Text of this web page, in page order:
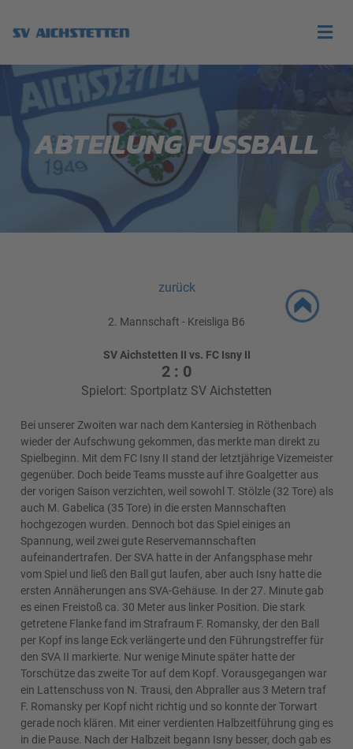
ABTEILUNG FUSSBALL
zurück
2. Mannschaft - Kreisliga B6
SV Aichstetten II vs. FC Isny II
2 : 0
Spielort: Sportplatz SV Aichstetten
Bei unserer Zwoiten war nach dem Kantersieg in Röthenbach
wieder der Aufschwung gekommen, das merkte man direkt zu
Spielbeginn. Mit dem FC Isny II stand der letztjährige Vizemeister
gegenüber. Doch beide Teams musste auf ihre Goalgetter aus
der vorigen Saison verzichten, weil sowohl T. Stölzle (32 Tore) als
auch M. Gabelica (35 Tore) in die ersten Mannschaften
hochgezogen wurden. Dennoch bot das Spiel einiges an
Spannung, weil zwei gute Reservemannschaften
aufeinandertrafen. Der SVA hatte in der Anfangsphase mehr
vom Spiel und ließ den Ball gut laufen, aber auch Isny hatte die
ersten Annäherungen ans SVA-Gehäuse. In der 27. Minute gab
es einen Freistoß ca. 30 Meter aus linker Position. Die stark
getretene Flanke fand im Strafraum F. Romansky, der den Ball
per Kopf ins lange Eck verlängerte und den Führungstreffer für
den SVA II markierte. Nur wenige Minute später hatte der
Torschütze das zweite Tor auf dem Kopf. Vorausgegangen war
ein Lattenschuss von N. Trausi, den Abpraller aus 3 Metern traf
F. Romansky per Kopf nicht richtig und so konnte der Torwart
gerade noch klären. Mit einer verdienten Halbzeitführung ging es
in die Pause. Nach der Halbzeit begann Isny besser, doch gab es